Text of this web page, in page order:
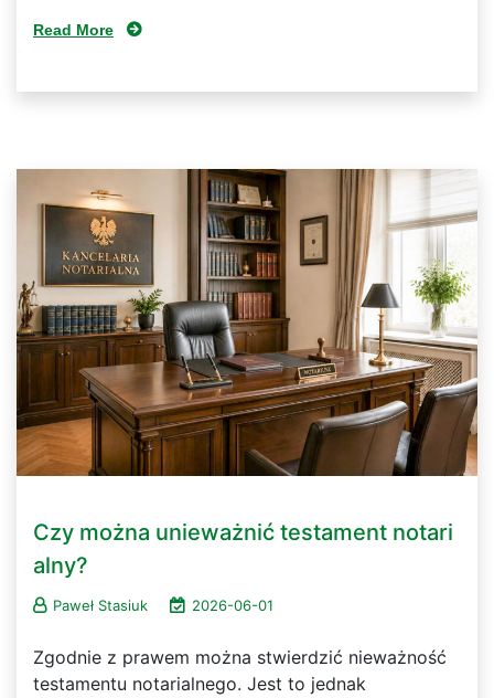
Read More
Czy można unieważnić testament notari
alny?
Paweł Stasiuk 2026-06-01
Zgodnie z prawem można stwierdzić nieważność
testamentu notarialnego. Jest to jednak